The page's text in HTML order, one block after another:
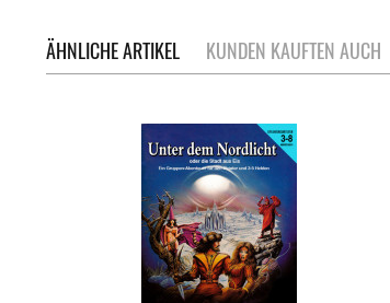
ÄHNLICHE ARTIKEL KUNDEN KAUFTEN AUCH